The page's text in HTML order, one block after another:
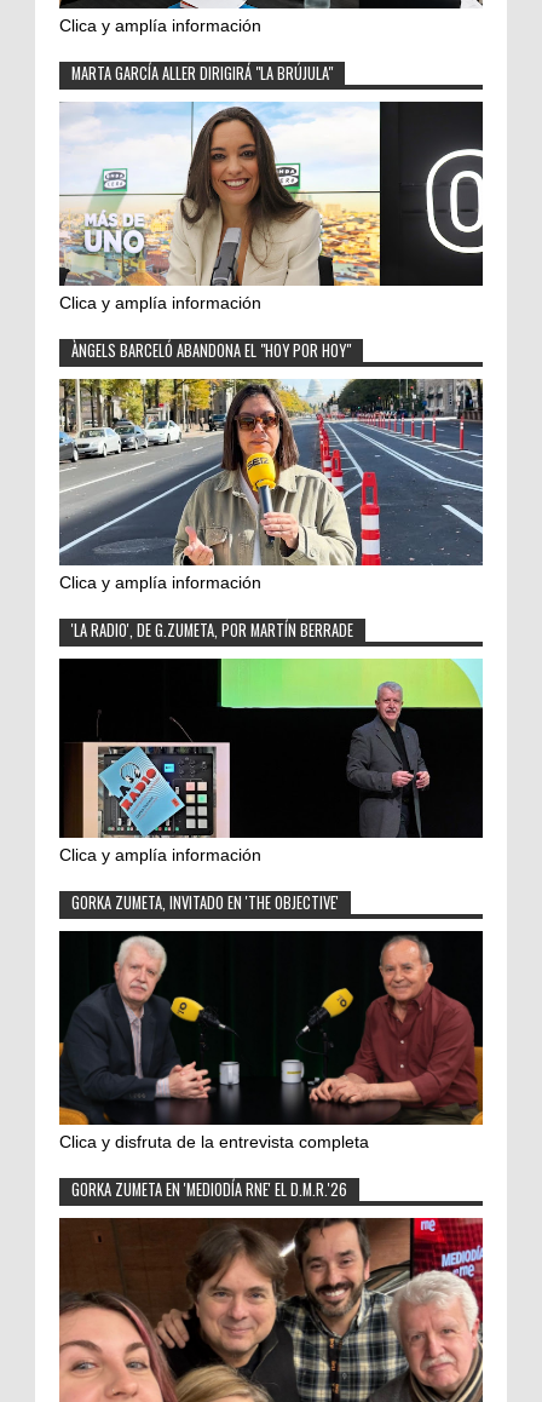
Clica y amplía información
MARTA GARCÍA ALLER DIRIGIRÁ "LA BRÚJULA"
Clica y amplía información
ÀNGELS BARCELÓ ABANDONA EL "HOY POR HOY"
Clica y amplía información
'LA RADIO', DE G.ZUMETA, POR MARTÍN BERRADE
Clica y amplía información
GORKA ZUMETA, INVITADO EN 'THE OBJECTIVE'
Clica y disfruta de la entrevista completa
GORKA ZUMETA EN 'MEDIODÍA RNE' EL D.M.R.'26